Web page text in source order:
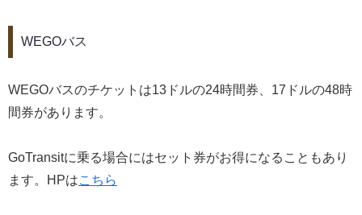
WEGOバス
WEGOバスのチケットは13ドルの24時間券、17ドルの48時
間券があります。
GoTransitに乗る場合にはセット券がお得になることもあり
ます。HPはこちら